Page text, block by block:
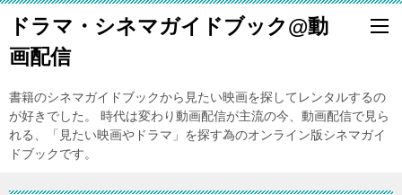
ドラマ・シネマガイドブック@動
画配信
書籍のシネマガイドブックから見たい映画を探してレンタルするの
が好きでした。 時代は変わり動画配信が主流の今、動画配信で見ら
れる、「見たい映画やドラマ」を探す為のオンライン版シネマガイ
ドブックです。